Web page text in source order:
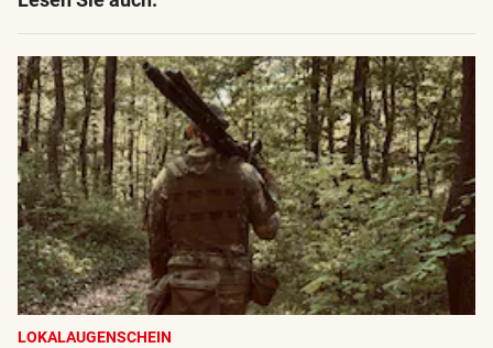
LOKALAUGENSCHEIN